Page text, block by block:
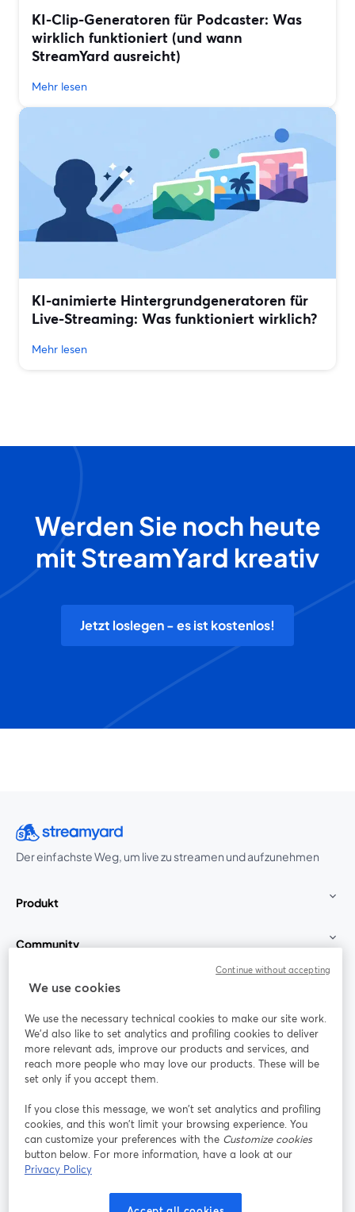
KI-Clip-Generatoren für Podcaster: Was
wirklich funktioniert (und wann
StreamYard ausreicht)
Mehr lesen
KI-animierte Hintergrundgeneratoren für
Live-Streaming: Was funktioniert wirklich?
Mehr lesen
Werden Sie noch heute
mit StreamYard kreativ
Jetzt loslegen - es ist kostenlos!
Der einfachste Weg, um live zu streamen und aufzunehmen
Produkt
Community
StreamYard für
Mitmachen
Webinar Facebook
wird in einem neuen Tab geöffnet
X (Twitter)
wird in einem neuen Tab geöffnet
Nutzungsbedingungen
wird in einem neuen Tab geöffnet
Datenschutzrichtlinie Cookie-Richtlinie
We use cookies
We use the necessary technical cookies to make our site work.
We'd also like to set analytics and profiling cookies to deliver
more relevant ads, improve our products and services, and
reach more people who may love our products. These will be
set only if you accept them.
If you close this message, we won’t set analytics and profiling
cookies, and this won’t limit your browsing experience. You
can customize your preferences with the Customize cookies
button below. For more information, have a look at our
Privacy Policy
Continue without accepting